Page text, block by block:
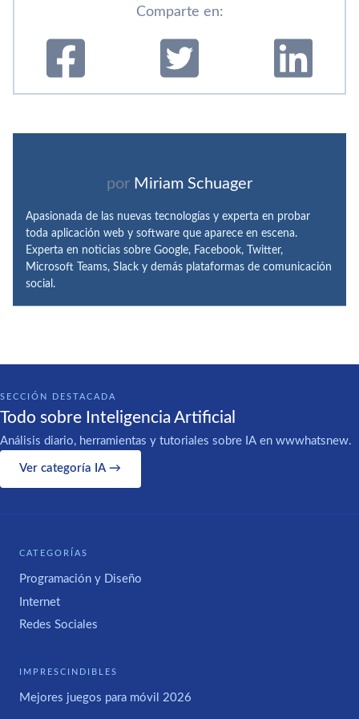
Comparte en:
por Miriam Schuager
Apasionada de las nuevas tecnologías y experta en probar
toda aplicación web y software que aparece en escena.
Experta en noticias sobre Google, Facebook, Twitter,
Microsoft Teams, Slack y demás plataformas de comunicación
social.
SECCIÓN DESTACADA
Todo sobre Inteligencia Artificial
Análisis diario, herramientas y tutoriales sobre IA en wwwhatsnew.
Ver categoría IA →
CATEGORÍAS
Programación y Diseño
Internet
Redes Sociales
IMPRESCINDIBLES
Mejores juegos para móvil 2026